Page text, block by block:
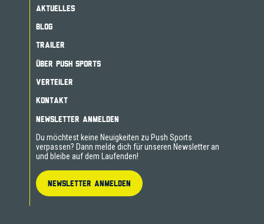
AKTUELLES
BLOG
TRAILER
ÜBER PUSH SPORTS
VERTEILER
KONTAKT
NEWSLETTER ANMELDEN
Du möchtest keine Neuigkeiten zu Push Sports
verpassen? Dann melde dich für unseren Newsletter an
und bleibe auf dem Laufenden!
NEWSLETTER ANMELDEN